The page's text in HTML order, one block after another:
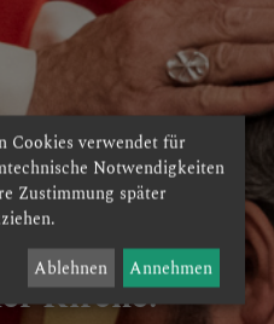
Kirche.
Cookies verwendet für
Notwendigkeiten
Zustimmung später
Ablehnen Annehmen